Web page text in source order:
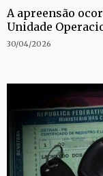
A apreensão
Unidade
30/04/2026